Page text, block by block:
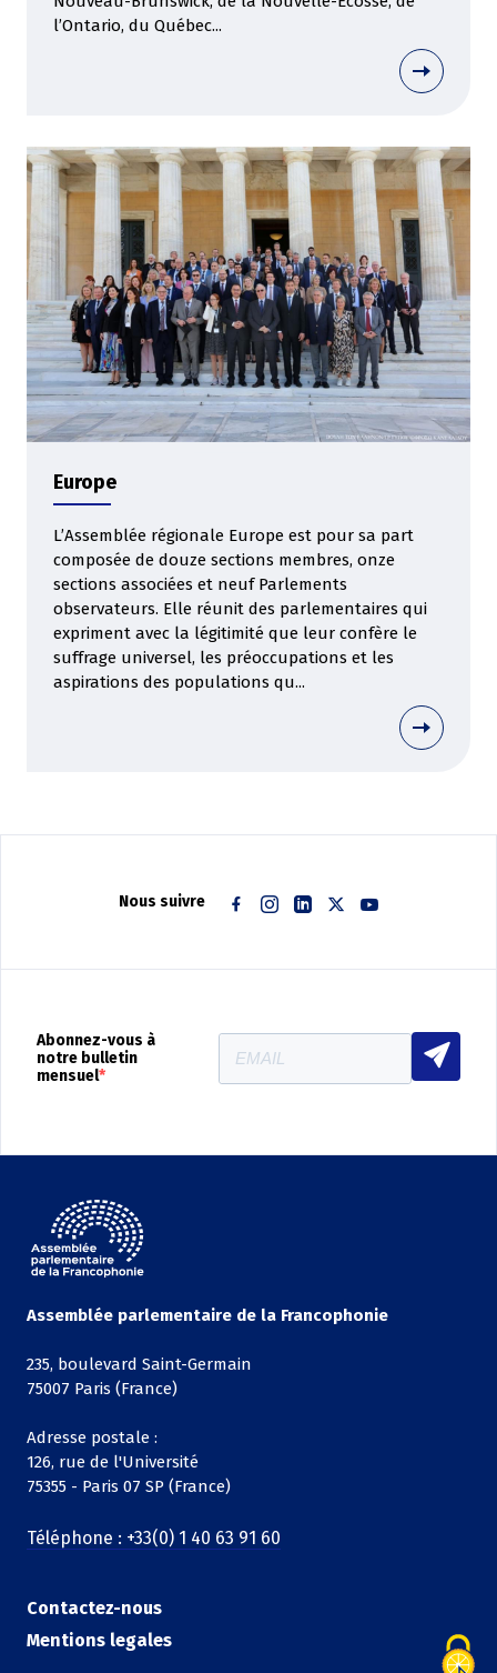
l’Ontario, du Québec...
Europe
L’Assemblée régionale Europe est pour sa part
composée de douze sections membres, onze
sections associées et neuf Parlements
observateurs. Elle réunit des parlementaires qui
expriment avec la légitimité que leur confère le
suffrage universel, les préoccupations et les
aspirations des populations qu...
Nous suivre
Abonnez-vous à
notre bulletin
mensuel
Assemblée parlementaire de la Francophonie
235, boulevard Saint-Germain
75007 Paris (France)
Adresse postale :
126, rue de l'Université
75355 - Paris 07 SP (France)
Téléphone : +33(0) 1 40 63 91 60
Contactez-nous
Mentions legales